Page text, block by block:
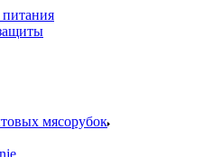
мясорубок